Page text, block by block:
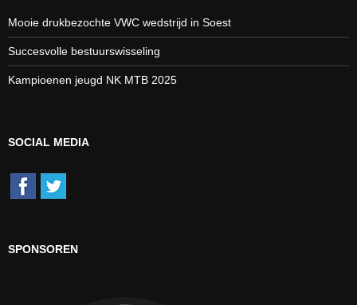
Mooie drukbezochte VWC wedstrijd in Soest
Succesvolle bestuurswisseling
Kampioenen jeugd NK MTB 2025
SOCIAL MEDIA
SPONSOREN